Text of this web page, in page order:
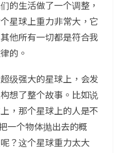
的生活做了一个调整，
星球上重力非常大，它
他所有一切都是符合我
的。
级强大的星球上，会发
想了整个故事。比如说
，那个星球上的人是不
一个物体抛出去的概
？这个星球重力太大